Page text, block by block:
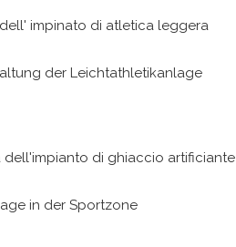
impinato di atletica leggera
der Leichtathletikanlage
di ghiaccio artificiante
in der Sportzone